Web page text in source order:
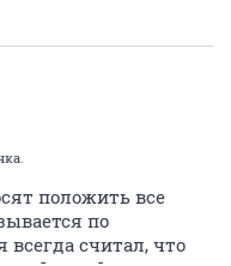
положить все
по
считал, что